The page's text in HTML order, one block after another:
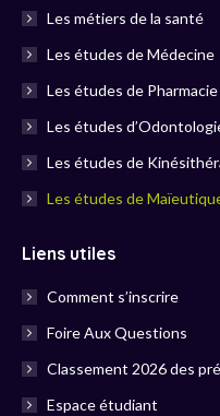
Les métiers de la santé
Les études de Médecine
Les études de Pharmacie
Les études
Les études de
Les études de
Liens utiles
Comment s’inscrire
Foire Aux Questions
Classement 2026 des
Espace étudiant